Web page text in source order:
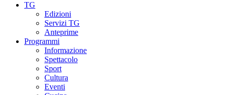
TG
Edizioni
Servizi TG
Anteprime
Programmi
Informazione
Spettacolo
Sport
Cultura
Eventi